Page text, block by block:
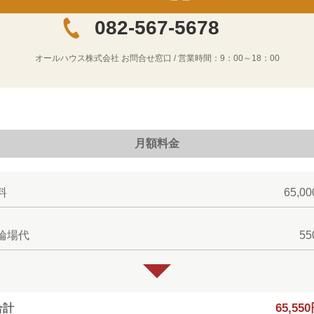
082-567-5678
オールハウス株式会社 お問合せ窓口 / 営業時間： 9：00～18：00
月額料金
場代
計 65,550